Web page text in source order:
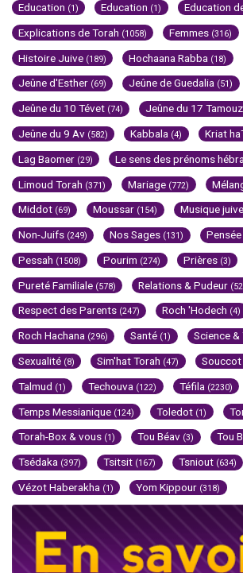
Education (1) Education (1) Education
Explications de Torah (1058) Femmes (316)
Histoire Juive (189) Hochaana Rabba (18)
Jeûne d'Esther (69) Jeûne de Guedalia (51)
Jeûne du 10 Tévet (74) Jeûne du 17 Tamouz
Jeûne du 9 Av (582) Kabbala (4) Kriat
Lag Baomer (29) Le sens des prénoms
Limoud Torah (371) Mariage (772)
Middot (69) Moussar (154) Musique juive
Non-Juifs (249) Nos Sages (131)
Pessah (1508) Pourim (274) Prières (3)
Pureté Familiale (578) Relations & Pudeur
Respect des Parents (247) Roch 'Hodech (4)
Roch Hachana (296) Santé (1) Science &
Sexualité (8) Sim'hat Torah (47) Souccot
Talmud (1) Techouva (122) Téfila (2230)
Temps Messianique (124) Toledot (1)
Torah-Box & vous (1) Tou Béav (3) Tou
Tsédaka (397) Tsitsit (167) Tsniout (634)
Vézot Haberakha (1) Yom Kippour (318)